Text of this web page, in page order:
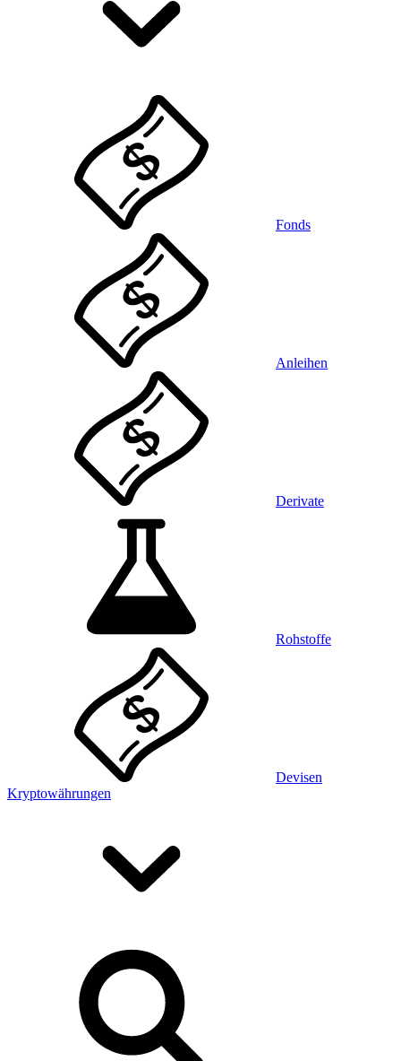
Fonds
Anleihen
Derivate
Rohstoffe
Devisen
Kryptowährungen